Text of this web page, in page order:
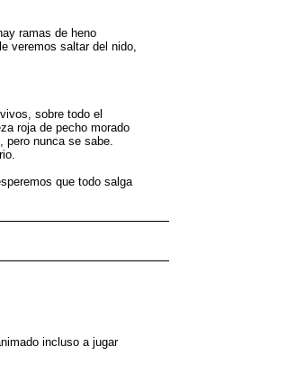
ramas de heno
veremos saltar del nido,
sobre todo el
roja de pecho morado
nunca se sabe.
que todo salga
incluso a jugar